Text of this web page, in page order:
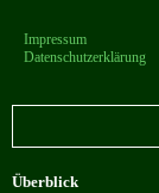
Impressum
Datenschutzerklärung
Überblick